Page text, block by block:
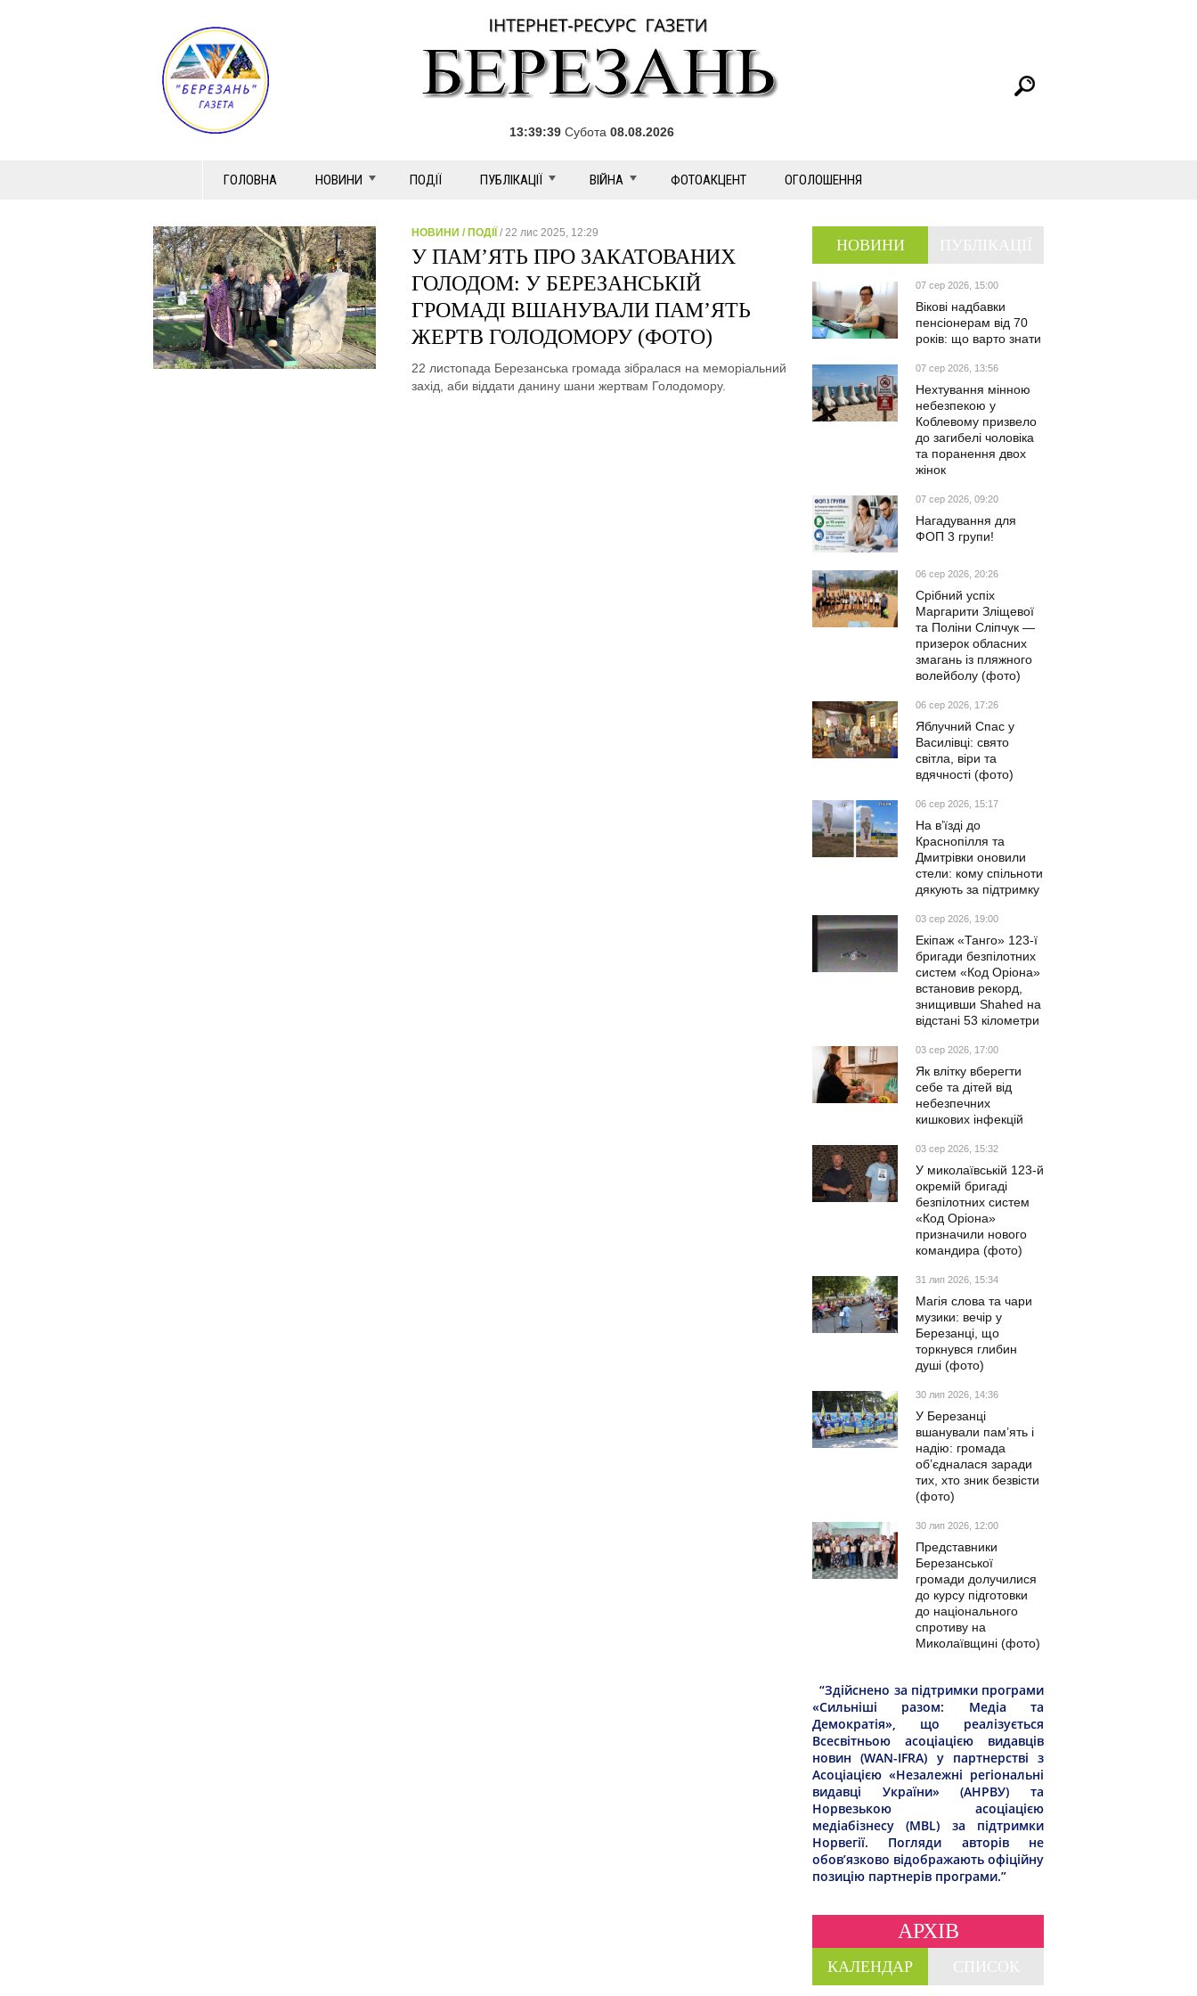
13:39:39 Субота 08.08.2026
ГОЛОВНА НОВИНИ ПОДІЇ ПУБЛІКАЦІЇ ВІЙНА ФОТОАКЦЕНТ ОГОЛОШЕННЯ
НОВИНИ / ПОДІЇ / 22 лис 2025, 12:29
У ПАМ’ЯТЬ ПРО ЗАКАТОВАНИХ
ГОЛОДОМ: У БЕРЕЗАНСЬКІЙ
ГРОМАДІ ВШАНУВАЛИ ПАМ’ЯТЬ
ЖЕРТВ ГОЛОДОМОРУ (ФОТО)
22 листопада Березанська громада зібралася на меморіальний
захід, аби віддати данину шани жертвам Голодомору.
НОВИНИ
07 сер 2026, 15:00
Вікові надбавки
пенсіонерам від 70
років: що варто знати
07 сер 2026, 13:56
Нехтування мінною
небезпекою у
Коблевому призвело
до загибелі чоловіка
та поранення двох
жінок
07 сер 2026, 09:20
Нагадування для
ФОП 3 групи!
06 сер 2026, 20:26
Срібний успіх
Маргарити Зліщевої
та Поліни Сліпчук —
призерок обласних
змагань із пляжного
волейболу (фото)
06 сер 2026, 17:26
Яблучний Спас у
Василівці: свято
світла, віри та
вдячності (фото)
06 сер 2026, 15:17
На в’їзді до
Краснопілля та
Дмитрівки оновили
стели: кому спільноти
дякують за підтримку
03 сер 2026, 19:00
Екіпаж «Танго» 123-ї
бригади безпілотних
систем «Код Оріона»
встановив рекорд,
знищивши Shahed на
відстані 53 кілометри
03 сер 2026, 17:00
Як влітку вберегти
себе та дітей від
небезпечних
кишкових інфекцій
03 сер 2026, 15:32
У миколаївській 123-й
окремій бригаді
безпілотних систем
«Код Оріона»
призначили нового
командира (фото)
31 лип 2026, 15:34
Магія слова та чари
музики: вечір у
Березанці, що
торкнувся глибин
душі (фото)
30 лип 2026, 14:36
У Березанці
вшанували пам’ять і
надію: громада
об’єдналася заради
тих, хто зник безвісти
(фото)
30 лип 2026, 12:00
Представники
Березанської
громади долучилися
до курсу підготовки
до національного
спротиву на
Миколаївщині (фото)
“Здійснено за підтримки програми
«Сильніші разом: Медіа та
Демократія», що реалізується
Всесвітньою асоціацією видавців
новин (WAN-IFRA) у партнерстві з
Асоціацією «Незалежні регіональні
видавці України» (АНРВУ) та
Норвезькою асоціацією
медіабізнесу (MBL) за підтримки
Норвегії. Погляди авторів не
обов’язково відображають офіційну
позицію партнерів програми.”
АРХІВ
КАЛЕНДАР